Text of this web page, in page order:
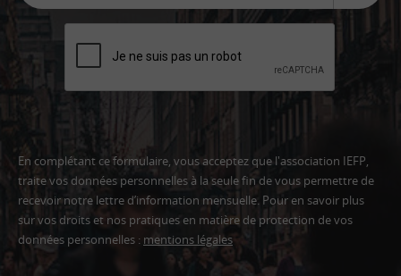
En complétant ce formulaire, vous acceptez que l'association IEFP,
traite vos données personnelles à la seule fin de vous permettre de
recevoir notre lettre d’information mensuelle. Pour en savoir plus
sur vos droits et nos pratiques en matière de protection de vos
données personnelles : mentions légales